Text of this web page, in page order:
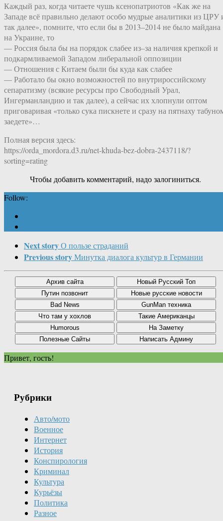
Каждый раз, когда читаете чушь ксенопатриотов «Как же на
Западе всё правильно делают особо мудрые аналитики из ЦРУ
так далее», помните, что если бы в 2013–2014 не было майдана
на Украине, то
— Россия была бы на порядок слабее из–за наличия крепкой и
подкармливаемой Западом либеральной оппозиции
— Отношения с Китаем были бы куда как слабее
— Работало бы окно возможностей по внутрироссийскому
сепаратизму (всякие ресурсы про Свободный Урал,
Ингерманландию и так далее), а сейчас их хлопнули оптом
приговаривая «только сука пискнете и сразу на пятнаху
заедете»…
Полная версия здесь:
https://orda_mordora.d3.ru/net-khuda-bez-dobra-2437118/?
sorting=rating
Чтобы добавить комментарий, надо залогиниться.
Follow:
Next storyО пользе страданий
Previous storyМинутка диалога культур в Германии
Привет, гость!
Рубрики
Авто/мото
Военное
Интернет
История
Конспирология
Криминал
Культура
Курьёзы
Политика
Разное